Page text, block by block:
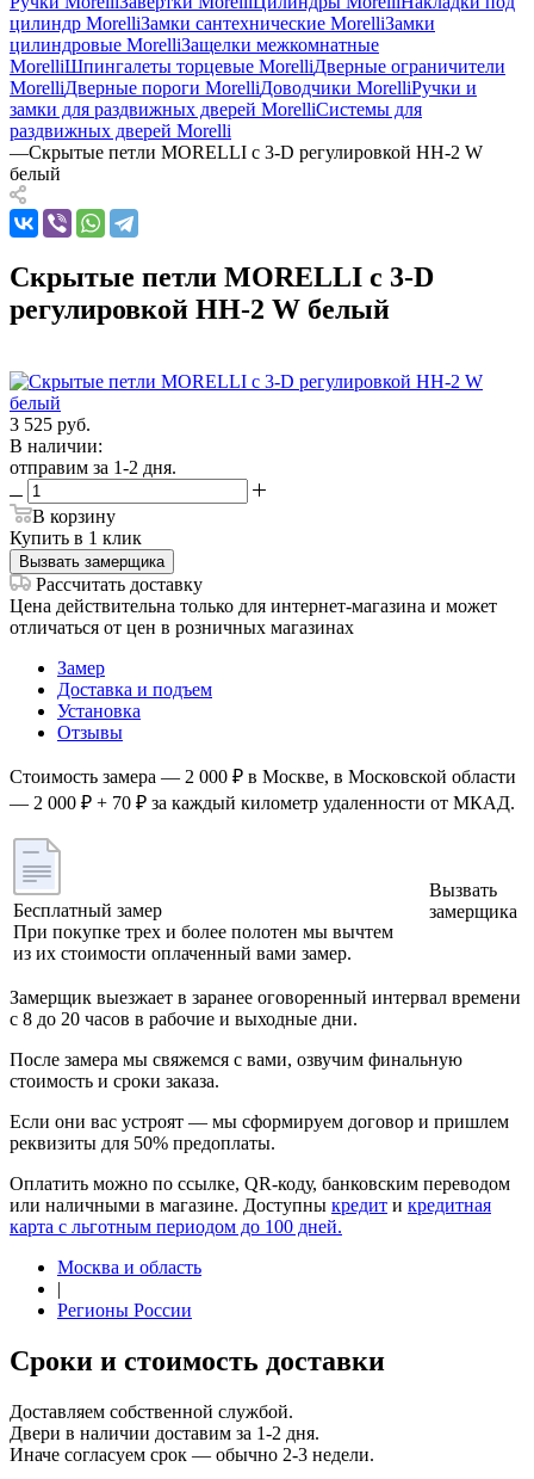
цилиндр MorelliЗамки сантехнические MorelliЗамки
цилиндровые MorelliЗащелки межкомнатные
MorelliШпингалеты торцевые MorelliДверные ограничители
MorelliДверные пороги MorelliДоводчики MorelliРучки и
замки для раздвижных дверей MorelliСистемы для
раздвижных дверей Morelli
—Скрытые петли MORELLI с 3-D регулировкой HH-2 W
белый
Скрытые петли MORELLI с 3-D
регулировкой HH-2 W белый
3 525 руб.
В наличии:
отправим за 1-2 дня.
В корзину
Купить в 1 клик
Вызвать замерщика
Рассчитать доставку
Цена действительна только для интернет-магазина и может
отличаться от цен в розничных магазинах
Замер
Доставка и подъем
Установка
Отзывы
Стоимость замера — 2 000 ₽ в Москве, в Московской области
— 2 000 ₽ + 70 ₽ за каждый километр удаленности от МКАД.
Бесплатный замер
При покупке трех и более полотен мы вычтем
из их стоимости оплаченный вами замер.
Вызвать
замерщика
Замерщик выезжает в заранее оговоренный интервал времени
с 8 до 20 часов в рабочие и выходные дни.
После замера мы свяжемся с вами, озвучим финальную
стоимость и сроки заказа.
Если они вас устроят — мы сформируем договор и пришлем
реквизиты для 50% предоплаты.
Оплатить можно по ссылке, QR-коду, банковским переводом
или наличными в магазине. Доступны кредит и кредитная
карта с льготным периодом до 100 дней.
Москва и область
|
Регионы России
Сроки и стоимость доставки
Доставляем собственной службой.
Двери в наличии доставим за 1-2 дня.
Иначе согласуем срок — обычно 2-3 недели.